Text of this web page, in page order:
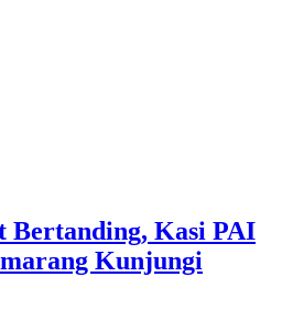
Bertanding, Kasi PAI
Kunjungi